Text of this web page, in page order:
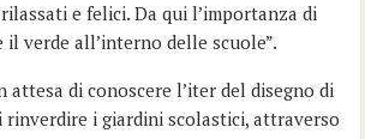
e felici. Da qui l’importanza di
verde all’interno delle scuole”.
attesa di conoscere l’iter del disegno di
rinverdire i giardini scolastici, attraverso